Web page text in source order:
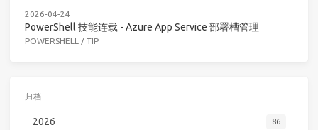
2026-04-24
PowerShell 技能连载 - Azure App Service 部署槽管理
POWERSHELL / TIP
归档
2026 86